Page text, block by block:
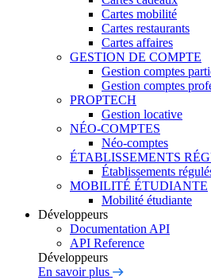
Cartes mobilité
Cartes restaurants
Cartes affaires
GESTION DE COMPTE
Gestion comptes
Gestion comptes
PROPTECH
Gestion locative
NÉO-COMPTES
Néo-comptes
ÉTABLISSEMENTS
Établissements
MOBILITÉ ÉTUDIANTE
Mobilité étudiante
Développeurs
Documentation API
API Reference
Développeurs
En savoir plus